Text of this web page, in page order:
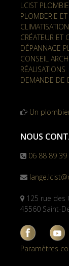
LCIST
PLOMBERIE
CLIMATISATION
CRÉATEUR ET
DÉPANNAGE
CONSEIL
RÉALISATIONS
DEMANDE DE
Un
NOUS
06 88 89 39
125 rue des
45560 Saint-
Paramètres